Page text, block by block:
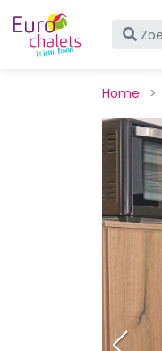
Home